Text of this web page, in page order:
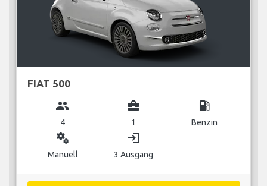
FIAT 500
group
4
business_center
1
local_gas_station
Benzin
miscellaneous_services
Manuell
login
3 Ausgang